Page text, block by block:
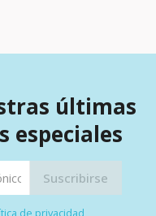
últimas
especiales
de privacidad